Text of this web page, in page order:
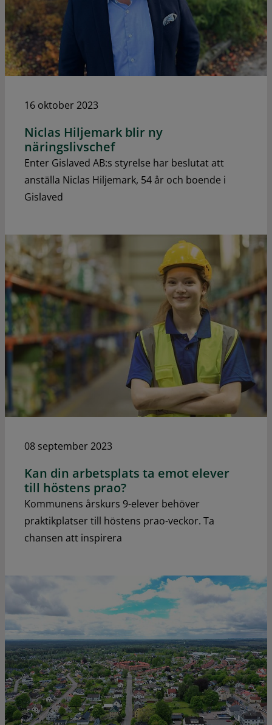
16 oktober 2023
Niclas Hiljemark blir ny
näringslivschef
Enter Gislaved AB:s styrelse har beslutat att
anställa Niclas Hiljemark, 54 år och boende i
Gislaved
08 september 2023
Kan din arbetsplats ta emot elever
till höstens prao?
Kommunens årskurs 9-elever behöver
praktikplatser till höstens prao-veckor. Ta
chansen att inspirera